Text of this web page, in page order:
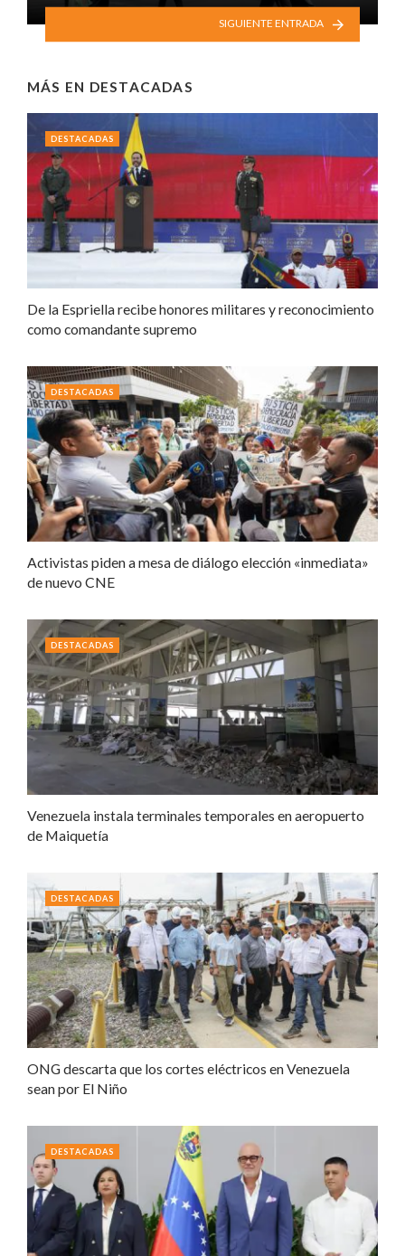
SIGUIENTE ENTRADA
MÁS EN DESTACADAS
De la Espriella recibe honores militares y reconocimiento
como comandante supremo
DESTACADAS
Activistas piden a mesa de diálogo elección «inmediata»
de nuevo CNE
DESTACADAS
Venezuela instala terminales temporales en aeropuerto
de Maiquetía
DESTACADAS
ONG descarta que los cortes eléctricos en Venezuela
sean por El Niño
DESTACADAS
DESTACADAS